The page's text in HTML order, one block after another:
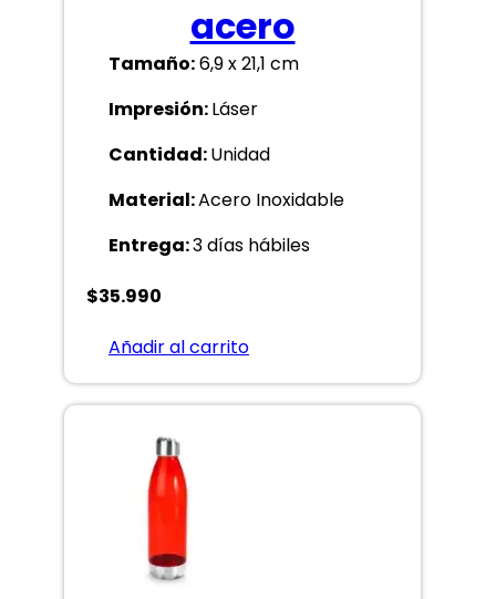
acero
Tamaño:6,9 x 21,1 cm
Impresión:Láser
Cantidad:Unidad
Material:Acero Inoxidable
Entrega:3 días hábiles
$35.990
Añadir al carrito